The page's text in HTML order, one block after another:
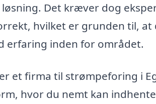
Det kræver dog
hvilket er grunden til,
erfaring inden for området.
et firma til strømpeforing i
hvor du nemt kan